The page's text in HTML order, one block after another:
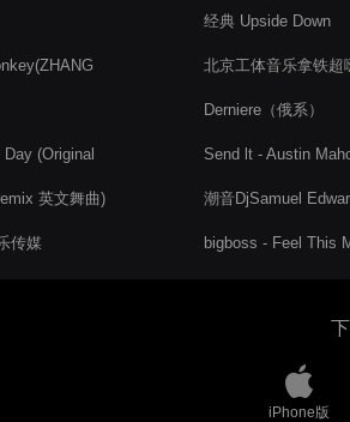
(Original
英文舞曲)
传媒
经典 Upside Down
北京工体音乐拿铁超
Derniere（俄系）
Send lt - Austin
潮音DjSamuel
bigboss - Feel This
iPhone版